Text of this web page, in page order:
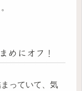
めにオフ！
っていて、気